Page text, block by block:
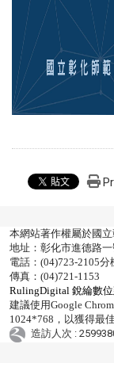
本網站著作權屬於國
地址：彰化市進德路一
電話：(04)723-2105分
傳真：(04)721-1153
RulingDigital 銳綸數位
建議使用Google
1024*768，以獲得最
造訪人次 :